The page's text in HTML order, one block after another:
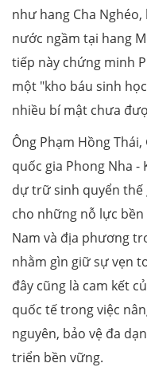
như hang Cha
nước ngầm tại hang
tiếp này chứng minh
một "kho báu sinh
nhiều bí mật chưa
Ông Phạm Hồng
quốc gia Phong Nha -
dự trữ sinh quyển
cho những nỗ lực
Nam và địa phương
nhằm gìn giữ sự vẹn
đây cũng là cam kết
quốc tế trong việc
nguyên, bảo vệ đa
triển bền vững.